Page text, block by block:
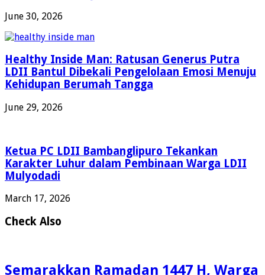
June 30, 2026
Healthy Inside Man: Ratusan Generus Putra
LDII Bantul Dibekali Pengelolaan Emosi Menuju
Kehidupan Berumah Tangga
June 29, 2026
Ketua PC LDII Bambanglipuro Tekankan
Karakter Luhur dalam Pembinaan Warga LDII
Mulyodadi
March 17, 2026
Check Also
Semarakkan Ramadan 1447 H, Warga